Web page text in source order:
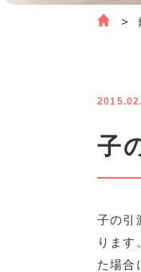
子
子の引
りま
た場合